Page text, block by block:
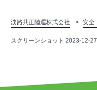
淡路共正陸運株式会社 安全
スクリーンショット 2023-12-